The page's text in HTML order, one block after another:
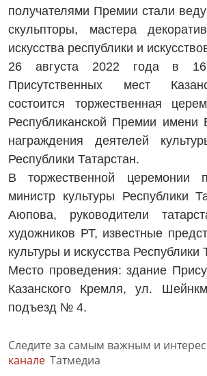
получателями Премии стали
скульпторы, мастера
искусства республики и
26 августа 2022 года в
Присутственных мест
состоится торжественная
Республиканской Премии имени
награждения деятелей
Республики Татарстан.
В торжественной церемонии
министр культуры Республики
Аюпова, руководители
художников РТ, известные
культуры и искусства Республики
Место проведения: здание
Казанского Кремля, ул.
подъезд № 4.
Следите за самым важным и
канале Татмедиа